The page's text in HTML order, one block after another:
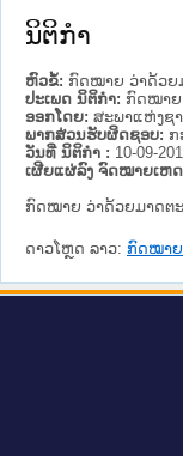
ນິຕິກໍາ
ຫົວຂໍ້: ກົດໝາຍ ວ່າດ້ວຍ
ປະເພດ ນິຕິກໍາ: ກົດໝາຍ
ອອກໂດຍ: ສະພາແຫ່ງຊ
ພາກສ່ວນຮັບຜິດຊອບ: ກ
ວັນທີ່ ນິຕິກໍາ : 10-09-
ເຜີຍແຜ່ລົງ ຈົດໝາຍເຫ
ກົດໝາຍ ວ່າດ້ວຍມາດຕ
ດາວໂຫຼດ ລາວ: ກົດໝາຍ